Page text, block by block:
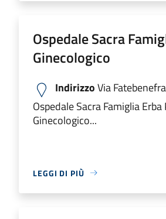
Ospedale Sacra
Ginecologico
IndirizzoVia
Ospedale Sacra Famiglia Erba
Ginecologico...
LEGGI DI PIÙ